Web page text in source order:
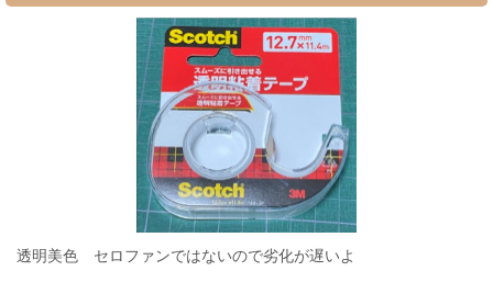
透明美色 セロファンではないので劣化が遅いよ